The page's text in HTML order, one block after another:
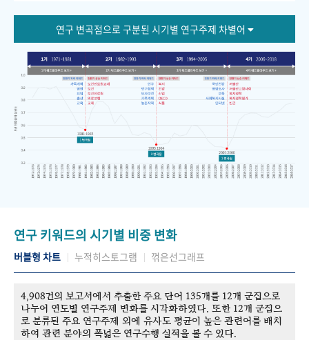
연구 변곡점으로 구분된 시기별 연구주제 차별어
연구 키워드의 시기별 비중 변화
버블형 차트 누적히스토그램 꺾은선그래프
4,908건의 보고서에서 추출한 주요 단어 135개를 12개 군집으로
나누어 연도별 연구주제 변화를 시각화하였다. 또한 12개 군집으
로 분류된 주요 연구주제 외에 유사도 평균이 높은 관련어를 배치
하여 관련 분야의 폭넓은 연구수행 실적을 볼 수 있다.